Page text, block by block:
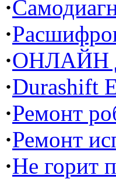
·
·
·ОНЛАЙН
·Durashift
·Ремонт
·Ремонт
·Не горит